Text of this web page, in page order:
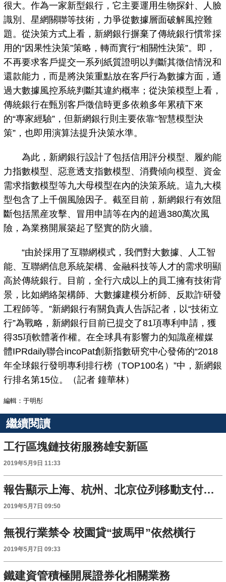
很大。作為一家新型銀行，它主要運用生物探針、人臉
識別、星網關聯等技術，力爭從數據層面破解風控難
題。從決策方式上看，新網銀行摒棄了傳統銀行慣常採
用的“因果性決策”策略，轉而實行“相關性決策”。即，
不再要求客戶提交一系列紙質證明以判斷其徵信情況和
還款能力，而是將決策重點放在客戶行為數據方面，通
過大數據風控系統判斷其違約概率；從決策模型上看，
傳統銀行在甄別客戶徵信時更多依賴多年累積下來
的“專家經驗”，但新網銀行則主要依靠“智慧模型決
策”，也即用演算法提升決策水準。
為此，新網銀行設計了包括信用評分模型、履約能
力指數模型、惡意透支指數模型、消費傾向模型、資金
需求指數模型等九大母模型在內的決策系統。這九大模
型包含了上千個風險因子。截至目前，新網銀行有效阻
斷包括黑産攻擊、冒用申請等在內的超過380萬次風
險，為業務開展築起了堅實的防火牆。
“由於採用了互聯網模式，我們對大數據、人工智
能、互聯網信息系統架構、金融科技等人才的需求明顯
高於傳統銀行。目前，全行六成以上的員工擁有技術背
景，比如網絡架構師、大數據建模分析師、反欺詐研發
工程師等。”新網銀行有關負責人告訴記者，以“技術立
行”為戰略，新網銀行目前已提交了81項專利申請，獲
得35項軟體著作權。在全球具有影響力的知識産權媒
體IPRdaily聯合incoPat創新指數研究中心發佈的“2018
年全球銀行發明專利排行榜（TOP100名）”中，新網銀
行排名第15位。（記者 鐘華林）
編輯：于明彤
繼續閱讀
工行區塊鏈技術服務雄安新區
2019年5月9日 11:33
報告顯示上海、杭州、北京位列移動支付前三
2019年5月7日 09:50
無視行業禁令 校園貸“披馬甲”依然橫行
2019年5月7日 09:33
鐵建資管積極開展證券化相關業務